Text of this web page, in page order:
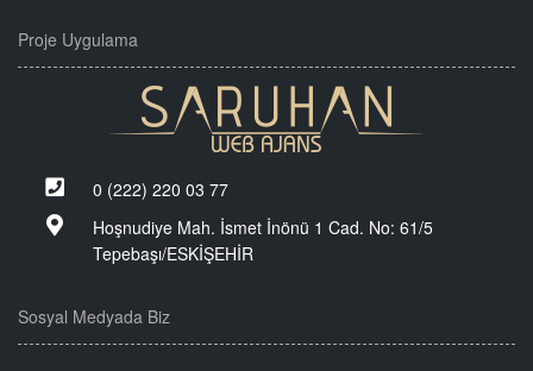
Proje Uygulama
0 (222) 220 03 77
Hoşnudiye Mah. İsmet İnönü 1 Cad. No: 61/5
Tepebaşı/ESKİŞEHİR
Sosyal Medyada Biz